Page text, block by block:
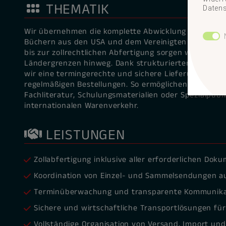
THEMATIK
Wir übernehmen die komplette Abwicklung beim
Büchern aus den USA und dem Vereinigten
bis zur zollrechtlichen Abfertigung sorgen wir für
Ländergrenzen hinweg. Dank strukturierter
wir eine termingerechte und sichere Lieferung –
regelmäßigen Bestellungen. So ermöglichen wir
Fachliteratur, Schulungsmaterialien oder
internationalen Warenverkehr.
LEISTUNGEN
Zollabfertigung inklusive aller erforderlichen
Koordination von Einzel- und Sammelsendungen
Terminüberwachung und transparente
Sichere und wirtschaftliche Transportlösungen